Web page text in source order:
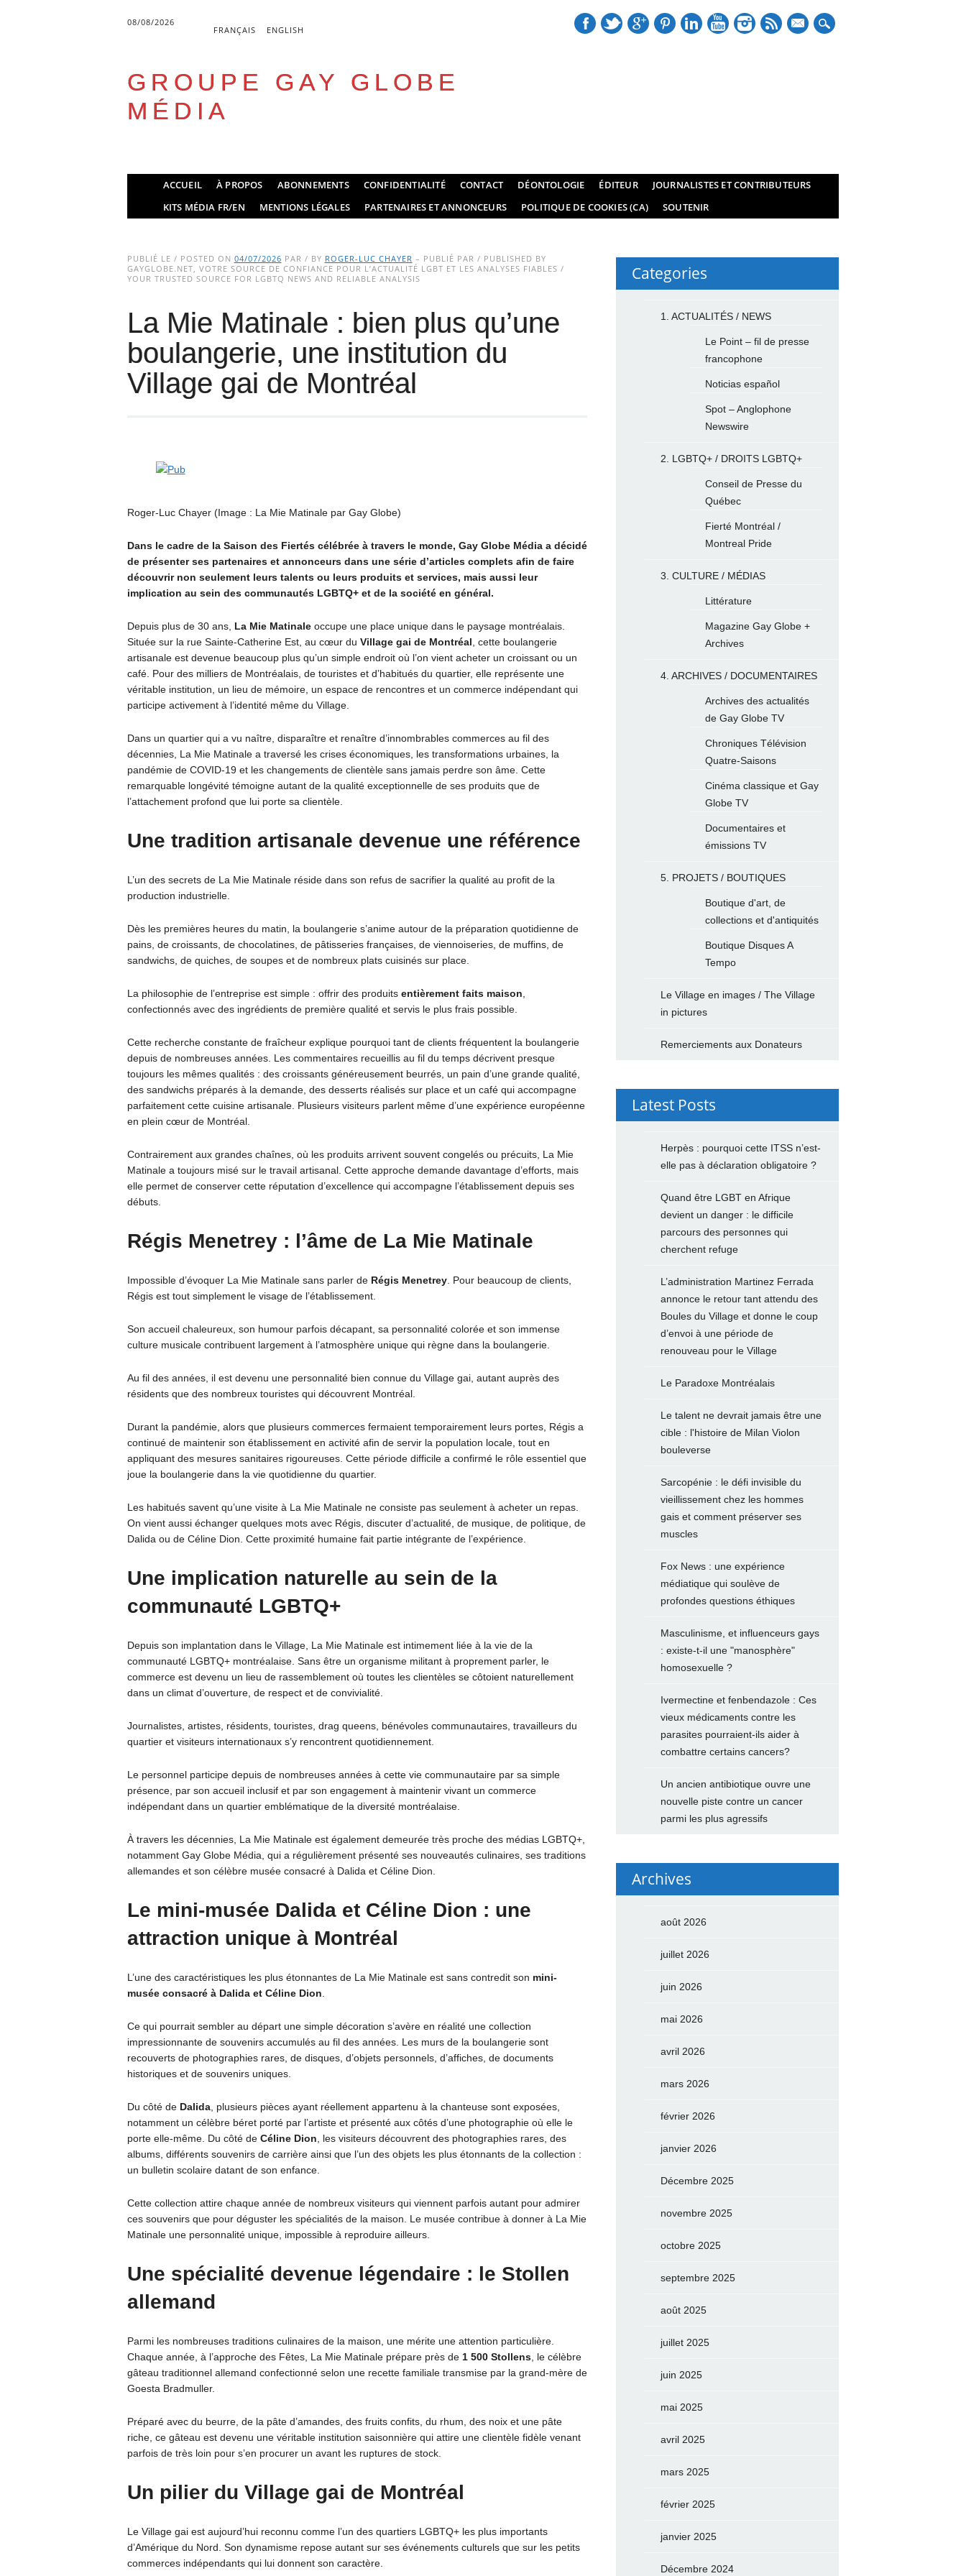
08/08/2026
FRANÇAIS ENGLISH
mail
GROUPE GAY GLOBE
MÉDIA
Main menu
ACCUEIL À PROPOS ABONNEMENTS CONFIDENTIALITÉ CONTACT DÉONTOLOGIE ÉDITEUR
JOURNALISTES ET CONTRIBUTEURS
KITS MÉDIA FR/EN
MENTIONS LÉGALES PARTENAIRES ET ANNONCEURS POLITIQUE DE COOKIES (CA) SOUTENIR
PUBLIÉ LE / POSTED ON 04/07/2026 PAR / BY ROGER-LUC CHAYER – PUBLIÉ PAR / PUBLISHED BY
GAYGLOBE.NET, VOTRE SOURCE DE CONFIANCE POUR L’ACTUALITÉ LGBT ET LES ANALYSES FIABLES /
YOUR TRUSTED SOURCE FOR LGBTQ NEWS AND RELIABLE ANALYSIS
La Mie Matinale : bien plus qu’une
boulangerie, une institution du
Village gai de Montréal
Roger-Luc Chayer (Image : La Mie Matinale par Gay Globe)
Dans le cadre de la Saison des Fiertés célébrée à travers le monde, Gay Globe Média a décidé
de présenter ses partenaires et annonceurs dans une série d’articles complets afin de faire
découvrir non seulement leurs talents ou leurs produits et services, mais aussi leur
implication au sein des communautés LGBTQ+ et de la société en général.
Depuis plus de 30 ans, La Mie Matinaleoccupe une place unique dans le paysage montréalais.
Située sur la rue Sainte-Catherine Est, au cœur du Village gai de Montréal , cette boulangerie
artisanale est devenue beaucoup plus qu’un simple endroit où l’on vient acheter un croissant ou un
café. Pour des milliers de Montréalais, de touristes et d’habitués du quartier, elle représente une
véritable institution, un lieu de mémoire, un espace de rencontres et un commerce indépendant qui
participe activement à l’identité même du Village.
Dans un quartier qui a vu naître, disparaître et renaître d’innombrables commerces au fil des
décennies, La Mie Matinale a traversé les crises économiques, les transformations urbaines, la
pandémie de COVID-19 et les changements de clientèle sans jamais perdre son âme. Cette
remarquable longévité témoigne autant de la qualité exceptionnelle de ses produits que de
l’attachement profond que lui porte sa clientèle.
Une tradition artisanale devenue une référence
L’un des secrets de La Mie Matinale réside dans son refus de sacrifier la qualité au profit de la
production industrielle.
Dès les premières heures du matin, la boulangerie s’anime autour de la préparation quotidienne de
pains, de croissants, de chocolatines, de pâtisseries françaises, de viennoiseries, de muffins, de
sandwichs, de quiches, de soupes et de nombreux plats cuisinés sur place.
La philosophie de l’entreprise est simple : offrir des produits entièrement faits maison
confectionnés avec des ingrédients de première qualité et servis le plus frais possible.
Cette recherche constante de fraîcheur explique pourquoi tant de clients fréquentent la boulangerie
depuis de nombreuses années. Les commentaires recueillis au fil du temps décrivent presque
toujours les mêmes qualités : des croissants généreusement beurrés, un pain d’une grande qualité,
des sandwichs préparés à la demande, des desserts réalisés sur place et un café qui accompagne
parfaitement cette cuisine artisanale. Plusieurs visiteurs parlent même d’une expérience européenne
en plein cœur de Montréal.
Contrairement aux grandes chaînes, où les produits arrivent souvent congelés ou précuits, La Mie
Matinale a toujours misé sur le travail artisanal. Cette approche demande davantage d’efforts, mais
elle permet de conserver cette réputation d’excellence qui accompagne l’établissement depuis ses
débuts.
Régis Menetrey : l’âme de La Mie Matinale
Impossible d’évoquer La Mie Matinale sans parler de Régis Menetrey. Pour beaucoup de clients,
Régis est tout simplement le visage de l’établissement.
Son accueil chaleureux, son humour parfois décapant, sa personnalité colorée et son immense
culture musicale contribuent largement à l’atmosphère unique qui règne dans la boulangerie.
Au fil des années, il est devenu une personnalité bien connue du Village gai, autant auprès des
résidents que des nombreux touristes qui découvrent Montréal.
Durant la pandémie, alors que plusieurs commerces fermaient temporairement leurs portes, Régis a
continué de maintenir son établissement en activité afin de servir la population locale, tout en
appliquant des mesures sanitaires rigoureuses. Cette période difficile a confirmé le rôle essentiel que
joue la boulangerie dans la vie quotidienne du quartier.
Les habitués savent qu’une visite à La Mie Matinale ne consiste pas seulement à acheter un repas.
On vient aussi échanger quelques mots avec Régis, discuter d’actualité, de musique, de politique, de
Dalida ou de Céline Dion. Cette proximité humaine fait partie intégrante de l’expérience.
Une implication naturelle au sein de la
communauté LGBTQ+
Depuis son implantation dans le Village, La Mie Matinale est intimement liée à la vie de la
communauté LGBTQ+ montréalaise. Sans être un organisme militant à proprement parler, le
commerce est devenu un lieu de rassemblement où toutes les clientèles se côtoient naturellement
dans un climat d’ouverture, de respect et de convivialité.
Journalistes, artistes, résidents, touristes, drag queens, bénévoles communautaires, travailleurs du
quartier et visiteurs internationaux s’y rencontrent quotidiennement.
Le personnel participe depuis de nombreuses années à cette vie communautaire par sa simple
présence, par son accueil inclusif et par son engagement à maintenir vivant un commerce
indépendant dans un quartier emblématique de la diversité montréalaise.
À travers les décennies, La Mie Matinale est également demeurée très proche des médias LGBTQ+,
notamment Gay Globe Média, qui a régulièrement présenté ses nouveautés culinaires, ses traditions
allemandes et son célèbre musée consacré à Dalida et Céline Dion.
Le mini-musée Dalida et Céline Dion : une
attraction unique à Montréal
L’une des caractéristiques les plus étonnantes de La Mie Matinale est sans contredit son mini-
musée consacré à Dalida et Céline Dion
Ce qui pourrait sembler au départ une simple décoration s’avère en réalité une collection
impressionnante de souvenirs accumulés au fil des années. Les murs de la boulangerie sont
recouverts de photographies rares, de disques, d’objets personnels, d’affiches, de documents
historiques et de souvenirs uniques.
Du côté de Dalida, plusieurs pièces ayant réellement appartenu à la chanteuse sont exposées,
notamment un célèbre béret porté par l’artiste et présenté aux côtés d’une photographie où elle le
porte elle-même. Du côté de Céline Dion , les visiteurs découvrent des photographies rares, des
albums, différents souvenirs de carrière ainsi que l’un des objets les plus étonnants de la collection :
un bulletin scolaire datant de son enfance.
Cette collection attire chaque année de nombreux visiteurs qui viennent parfois autant pour admirer
ces souvenirs que pour déguster les spécialités de la maison. Le musée contribue à donner à La Mie
Matinale une personnalité unique, impossible à reproduire ailleurs.
Une spécialité devenue légendaire : le Stollen
allemand
Parmi les nombreuses traditions culinaires de la maison, une mérite une attention particulière.
Chaque année, à l’approche des Fêtes, La Mie Matinale prépare près de 1 500 Stollens, le célèbre
gâteau traditionnel allemand confectionné selon une recette familiale transmise par la grand-mère de
Goesta Bradmuller.
Préparé avec du beurre, de la pâte d’amandes, des fruits confits, du rhum, des noix et une pâte
riche, ce gâteau est devenu une véritable institution saisonnière qui attire une clientèle fidèle venant
parfois de très loin pour s’en procurer un avant les ruptures de stock.
Un pilier du Village gai de Montréal
Le Village gai est aujourd’hui reconnu comme l’un des quartiers LGBTQ+ les plus importants
d’Amérique du Nord. Son dynamisme repose autant sur ses événements culturels que sur les petits
commerces indépendants qui lui donnent son caractère.
Categories
1. ACTUALITÉS / NEWS
Le Point – fil de presse
francophone
Noticias español
Spot – Anglophone
Newswire
2. LGBTQ+ / DROITS LGBTQ+
Conseil de Presse du
Québec
Fierté Montréal /
Montreal Pride
3. CULTURE / MÉDIAS
Littérature
Magazine Gay Globe +
Archives
4. ARCHIVES / DOCUMENTAIRES
Archives des actualités
de Gay Globe TV
Chroniques Télévision
Quatre-Saisons
Cinéma classique et Gay
Globe TV
Documentaires et
émissions TV
5. PROJETS / BOUTIQUES
Boutique d'art, de
collections et d'antiquités
Boutique Disques A
Tempo
Le Village en images / The Village
in pictures
Remerciements aux Donateurs
Latest Posts
Herpès : pourquoi cette ITSS n’est-
elle pas à déclaration obligatoire ?
Quand être LGBT en Afrique
devient un danger : le difficile
parcours des personnes qui
cherchent refuge
L’administration Martinez Ferrada
annonce le retour tant attendu des
Boules du Village et donne le coup
d’envoi à une période de
renouveau pour le Village
Le Paradoxe Montréalais
Le talent ne devrait jamais être une
cible : l'histoire de Milan Violon
bouleverse
Sarcopénie : le défi invisible du
vieillissement chez les hommes
gais et comment préserver ses
muscles
Fox News : une expérience
médiatique qui soulève de
profondes questions éthiques
Masculinisme, et influenceurs gays
: existe-t-il une "manosphère"
homosexuelle ?
Ivermectine et fenbendazole : Ces
vieux médicaments contre les
parasites pourraient-ils aider à
combattre certains cancers?
Un ancien antibiotique ouvre une
nouvelle piste contre un cancer
parmi les plus agressifs
Archives
août 2026
juillet 2026
juin 2026
mai 2026
avril 2026
mars 2026
février 2026
janvier 2026
Décembre 2025
novembre 2025
octobre 2025
septembre 2025
août 2025
juillet 2025
juin 2025
mai 2025
avril 2025
mars 2025
février 2025
janvier 2025
Décembre 2024